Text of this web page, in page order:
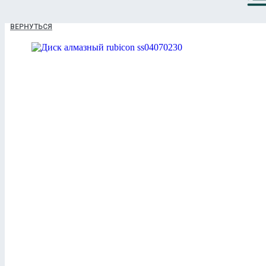
ВЕРНУТЬСЯ